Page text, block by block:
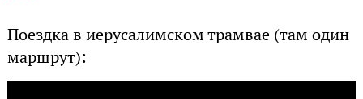
Поездка в иерусалимском трамвае (там один
маршрут):